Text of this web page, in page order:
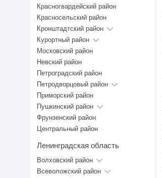
Красногвардейский район
Красносельский район
Кронштадтский район
Курортный район
Московский район
Невский район
Петроградский район
Петродворцовый район
Приморский район
Пушкинский район
Фрунзенский район
Центральный район
Ленинградская область
Волховский район
Всеволожский район